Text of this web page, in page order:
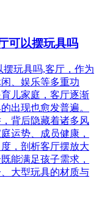
可以摆玩具吗
玩具吗,客厅，作为
、娱乐等多重功
儿家庭，客厅逐渐
出现也愈发普遍。
背后隐藏着诸多风
运势、成员健康，
，剖析客厅摆放大
能满足孩子需求，
大型玩具的材质与